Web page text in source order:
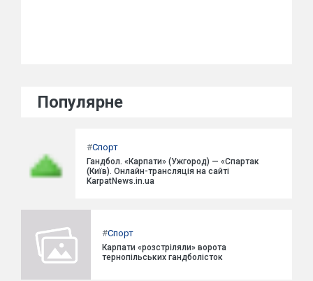
Популярне
#Спорт
Гандбол. «Карпати» (Ужгород) — «Спартак
(Київ). Онлайн-трансляція на сайті
KarpatNews.in.ua
#Спорт
Карпати «розстріляли» ворота
тернопільських гандболісток